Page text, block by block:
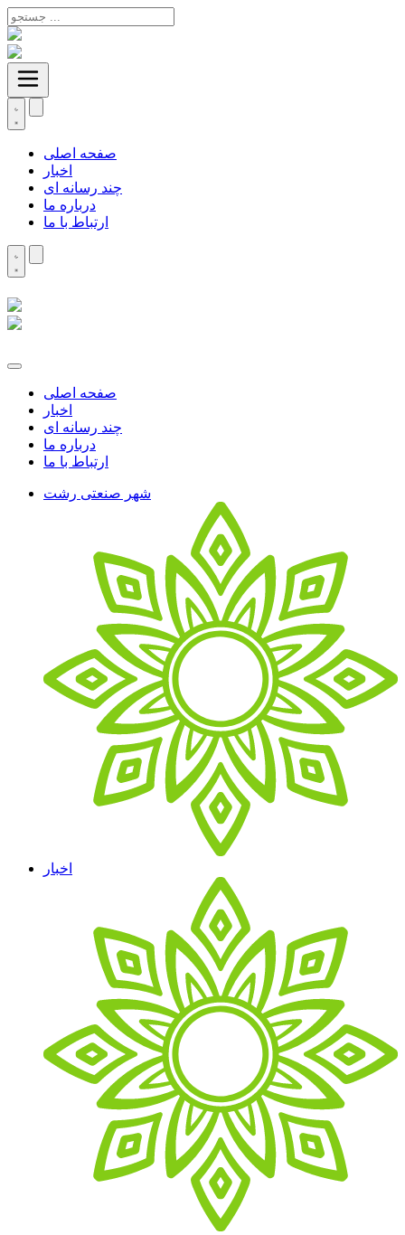
صفحه اصلی
اخبار
چند رسانه ای
درباره ما
ارتباط با ما
صفحه اصلی
اخبار
چند رسانه ای
درباره ما
ارتباط با ما
شهر صنعتی رشت
اخبار